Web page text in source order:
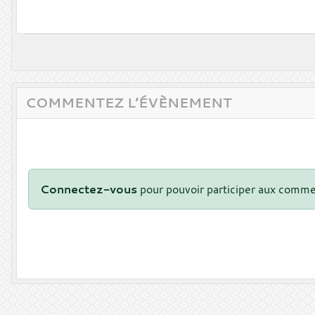
COMMENTEZ L’ÉVÈNEMENT
Connectez-vous pour pouvoir participer aux